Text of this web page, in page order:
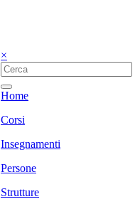
×
Home
Corsi
Insegnamenti
Persone
Strutture